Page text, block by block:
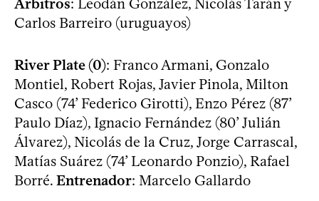
Carlos Barreiro (uruguayos)
River Plate (0): Franco Armani, Gonzalo
Montiel, Robert Rojas, Javier Pinola, Milton
Casco (74’ Federico Girotti), Enzo Pérez (87’
Paulo Díaz), Ignacio Fernández (80’ Julián
Álvarez), Nicolás de la Cruz, Jorge Carrascal,
Matías Suárez (74’ Leonardo Ponzio), Rafael
Borré. Entrenador: Marcelo Gallardo